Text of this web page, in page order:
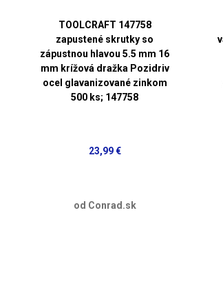
TOOLCRAFT 147758
zapustené skrutky so
zápustnou hlavou 5.5 mm 16
mm krížová dražka Pozidriv
ocel glavanizované zinkom
500 ks; 147758
23,99 €
od Conrad.sk